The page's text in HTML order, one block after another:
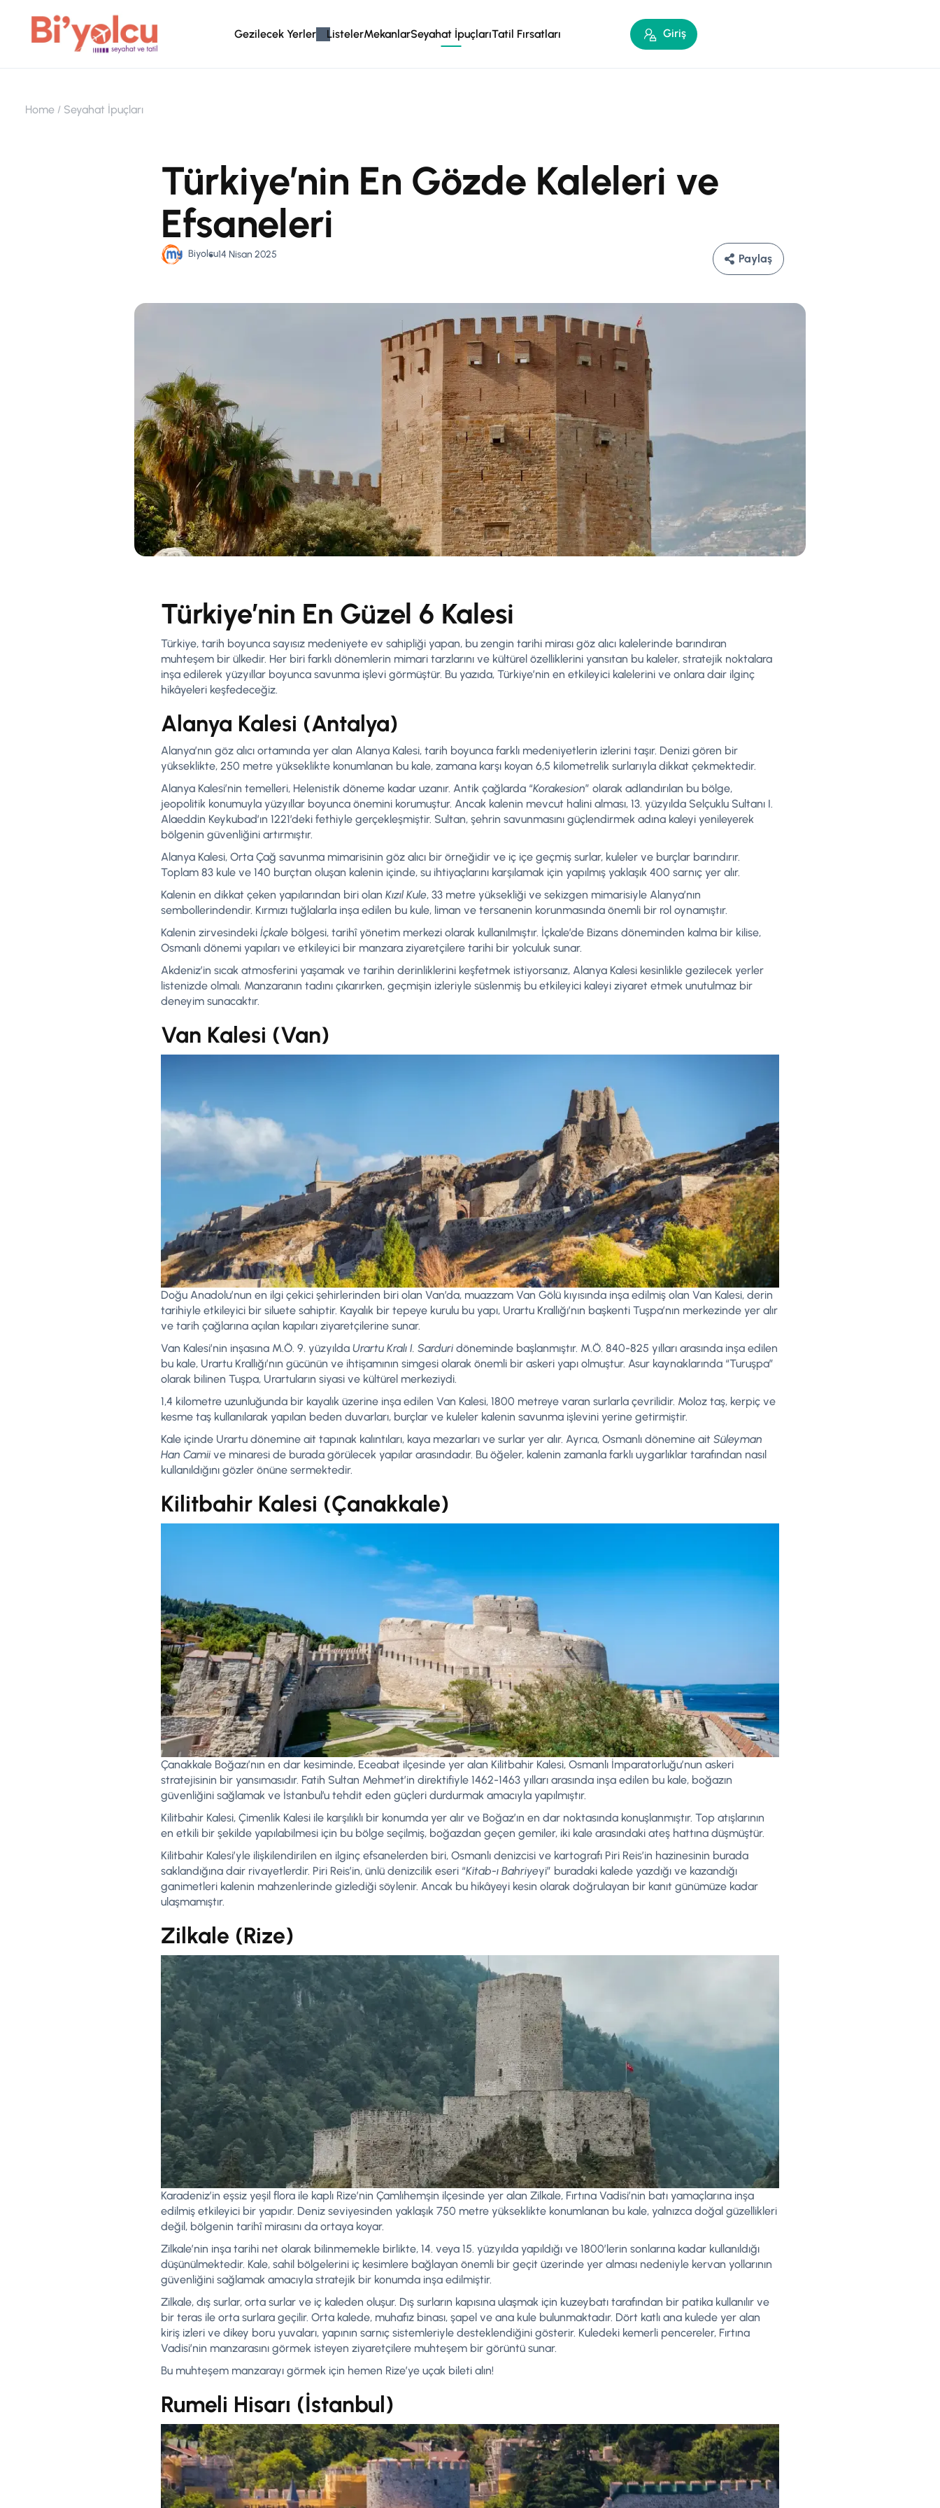
Gezilecek Yerler ListelerMekanlarSeyahat İpuçlarıTatil Fırsatları Giriş
Home Seyahat İpuçları
Türkiye’nin En Gözde Kaleleri ve
Efsaneleri
Biyolcu14 Nisan 2025 Paylaş
Türkiye’nin En Güzel 6 Kalesi
Türkiye, tarih boyunca sayısız medeniyete ev sahipliği yapan, bu zengin tarihi mirası göz alıcı kalelerinde barındıran
muhteşem bir ülkedir. Her biri farklı dönemlerin mimari tarzlarını ve kültürel özelliklerini yansıtan bu kaleler, stratejik noktalara
inşa edilerek yüzyıllar boyunca savunma işlevi görmüştür. Bu yazıda, Türkiye’nin en etkileyici kalelerini ve onlara dair ilginç
hikâyeleri keşfedeceğiz.
Alanya Kalesi (Antalya)
Alanya’nın göz alıcı ortamında yer alan Alanya Kalesi, tarih boyunca farklı medeniyetlerin izlerini taşır. Denizi gören bir
yükseklikte, 250 metre yükseklikte konumlanan bu kale, zamana karşı koyan 6,5 kilometrelik surlarıyla dikkat çekmektedir.
Alanya Kalesi’nin temelleri, Helenistik döneme kadar uzanır. Antik çağlarda “Korakesion” olarak adlandırılan bu bölge,
jeopolitik konumuyla yüzyıllar boyunca önemini korumuştur. Ancak kalenin mevcut halini alması, 13. yüzyılda Selçuklu Sultanı I.
Alaeddin Keykubad’ın 1221’deki fethiyle gerçekleşmiştir. Sultan, şehrin savunmasını güçlendirmek adına kaleyi yenileyerek
bölgenin güvenliğini artırmıştır.
Alanya Kalesi, Orta Çağ savunma mimarisinin göz alıcı bir örneğidir ve iç içe geçmiş surlar, kuleler ve burçlar barındırır.
Toplam 83 kule ve 140 burçtan oluşan kalenin içinde, su ihtiyaçlarını karşılamak için yapılmış yaklaşık 400 sarnıç yer alır.
Kalenin en dikkat çeken yapılarından biri olan Kızıl Kule, 33 metre yüksekliği ve sekizgen mimarisiyle Alanya’nın
sembollerindendir. Kırmızı tuğlalarla inşa edilen bu kule, liman ve tersanenin korunmasında önemli bir rol oynamıştır.
Kalenin zirvesindeki İçkale bölgesi, tarihî yönetim merkezi olarak kullanılmıştır. İçkale’de Bizans döneminden kalma bir kilise,
Osmanlı dönemi yapıları ve etkileyici bir manzara ziyaretçilere tarihi bir yolculuk sunar.
Akdeniz’in sıcak atmosferini yaşamak ve tarihin derinliklerini keşfetmek istiyorsanız, Alanya Kalesi kesinlikle gezilecek yerler
listenizde olmalı. Manzaranın tadını çıkarırken, geçmişin izleriyle süslenmiş bu etkileyici kaleyi ziyaret etmek unutulmaz bir
deneyim sunacaktır.
Van Kalesi (Van)
Doğu Anadolu’nun en ilgi çekici şehirlerinden biri olan Van’da, muazzam Van Gölü kıyısında inşa edilmiş olan Van Kalesi, derin
tarihiyle etkileyici bir siluete sahiptir. Kayalık bir tepeye kurulu bu yapı, Urartu Krallığı’nın başkenti Tuşpa’nın merkezinde yer alır
ve tarih çağlarına açılan kapıları ziyaretçilerine sunar.
Van Kalesi’nin inşasına M.Ö. 9. yüzyılda Urartu Kralı I. Sarduri döneminde başlanmıştır. M.Ö. 840-825 yılları arasında inşa edilen
bu kale, Urartu Krallığı’nın gücünün ve ihtişamının simgesi olarak önemli bir askeri yapı olmuştur. Asur kaynaklarında “Turuşpa”
olarak bilinen Tuşpa, Urartuların siyasi ve kültürel merkeziydi.
1,4 kilometre uzunluğunda bir kayalık üzerine inşa edilen Van Kalesi, 1800 metreye varan surlarla çevrilidir. Moloz taş, kerpiç ve
kesme taş kullanılarak yapılan beden duvarları, burçlar ve kuleler kalenin savunma işlevini yerine getirmiştir.
Kale içinde Urartu dönemine ait tapınak kalıntıları, kaya mezarları ve surlar yer alır. Ayrıca, Osmanlı dönemine ait Süleyman
Han Camii ve minaresi de burada görülecek yapılar arasındadır. Bu öğeler, kalenin zamanla farklı uygarlıklar tarafından nasıl
kullanıldığını gözler önüne sermektedir.
Kilitbahir Kalesi (Çanakkale)
Çanakkale Boğazı’nın en dar kesiminde, Eceabat ilçesinde yer alan Kilitbahir Kalesi, Osmanlı İmparatorluğu’nun askeri
stratejisinin bir yansımasıdır. Fatih Sultan Mehmet’in direktifiyle 1462-1463 yılları arasında inşa edilen bu kale, boğazın
güvenliğini sağlamak ve İstanbul’u tehdit eden güçleri durdurmak amacıyla yapılmıştır.
Kilitbahir Kalesi, Çimenlik Kalesi ile karşılıklı bir konumda yer alır ve Boğaz’ın en dar noktasında konuşlanmıştır. Top atışlarının
en etkili bir şekilde yapılabilmesi için bu bölge seçilmiş, boğazdan geçen gemiler, iki kale arasındaki ateş hattına düşmüştür.
Kilitbahir Kalesi’yle ilişkilendirilen en ilginç efsanelerden biri, Osmanlı denizcisi ve kartografı Piri Reis’in hazinesinin burada
saklandığına dair rivayetlerdir. Piri Reis’in, ünlü denizcilik eseri “Kitab-ı Bahriyeyi” buradaki kalede yazdığı ve kazandığı
ganimetleri kalenin mahzenlerinde gizlediği söylenir. Ancak bu hikâyeyi kesin olarak doğrulayan bir kanıt günümüze kadar
ulaşmamıştır.
Zilkale (Rize)
Karadeniz’in eşsiz yeşil flora ile kaplı Rize’nin Çamlıhemşin ilçesinde yer alan Zilkale, Fırtına Vadisi’nin batı yamaçlarına inşa
edilmiş etkileyici bir yapıdır. Deniz seviyesinden yaklaşık 750 metre yükseklikte konumlanan bu kale, yalnızca doğal güzellikleri
değil, bölgenin tarihî mirasını da ortaya koyar.
Zilkale’nin inşa tarihi net olarak bilinmemekle birlikte, 14. veya 15. yüzyılda yapıldığı ve 1800’lerin sonlarına kadar kullanıldığı
düşünülmektedir. Kale, sahil bölgelerini iç kesimlere bağlayan önemli bir geçit üzerinde yer alması nedeniyle kervan yollarının
güvenliğini sağlamak amacıyla stratejik bir konumda inşa edilmiştir.
Zilkale, dış surlar, orta surlar ve iç kaleden oluşur. Dış surların kapısına ulaşmak için kuzeybatı tarafından bir patika kullanılır ve
bir teras ile orta surlara geçilir. Orta kalede, muhafız binası, şapel ve ana kule bulunmaktadır. Dört katlı ana kulede yer alan
kiriş izleri ve dikey boru yuvaları, yapının sarnıç sistemleriyle desteklendiğini gösterir. Kuledeki kemerli pencereler, Fırtına
Vadisi’nin manzarasını görmek isteyen ziyaretçilere muhteşem bir görüntü sunar.
Bu muhteşem manzarayı görmek için hemen Rize’ye uçak bileti alın!
Rumeli Hisarı (İstanbul)